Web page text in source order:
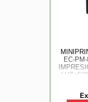
EC-
,
80MM ,